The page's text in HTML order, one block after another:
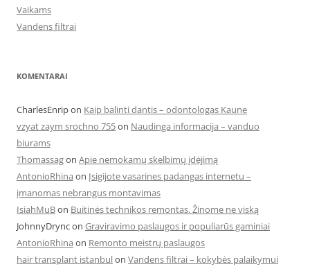
Vaikams
Vandens filtrai
KOMENTARAI
CharlesEnripon Kaip balinti dantis – odontologas Kaune
vzyat zaym srochno 755on Naudinga informacija – vanduo
biurams
Thomassagon Apie nemokamų skelbimų įdėjimą
AntonioRhina on Įsigijote vasarines padangas internetu –
įmanomas nebrangus montavimas
IsiahMuBon Buitinės technikos remontas. Žinome ne viską
JohnnyDryncon Graviravimo paslaugos ir populiarūs gaminiai
AntonioRhina on Remonto meistrų paslaugos
hair transplant istanbulon Vandens filtrai – kokybės palaikymui